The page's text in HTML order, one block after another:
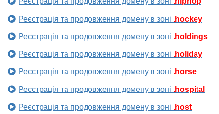
Реєстрація та продовження домену в зоні .hockey
Реєстрація та продовження домену в зоні .holdings
Реєстрація та продовження домену в зоні .holiday
Реєстрація та продовження домену в зоні .horse
Реєстрація та продовження домену в зоні .hospital
Реєстрація та продовження домену в зоні .host